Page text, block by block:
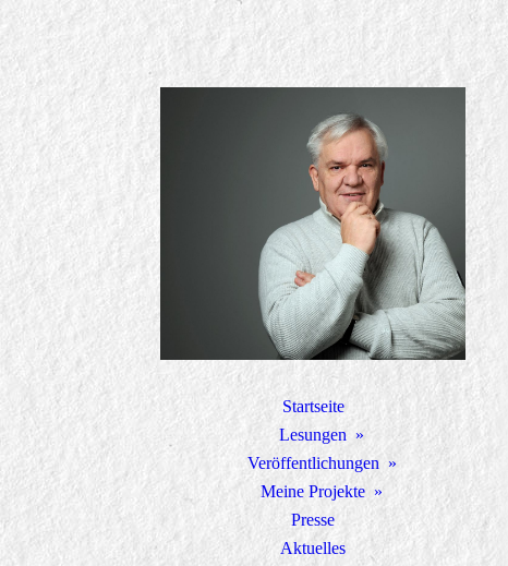
Startseite
Lesungen
Veröffentlichungen
Meine Projekte
Presse
Aktuelles